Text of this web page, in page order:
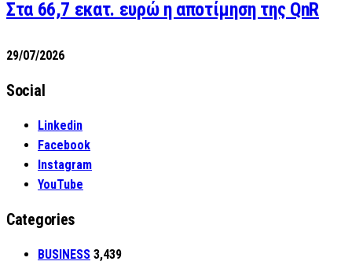
Στα 66,7 εκατ. ευρώ η αποτίμηση της QnR
29/07/2026
Social
Linkedin
Facebook
Instagram
YouTube
Categories
BUSINESS 3,439